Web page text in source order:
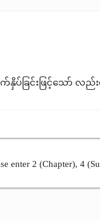
ပ်ခြင်းဖြင့်သော် လည်း
enter 2 (Chapter), 4